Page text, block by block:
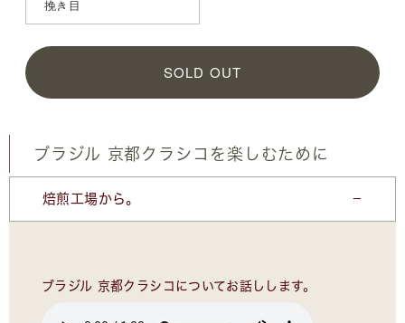
SOLD OUT
ブラジル 京都クラシコを楽しむために
焙煎工場から。
ブラジル 京都クラシコについてお話しします。